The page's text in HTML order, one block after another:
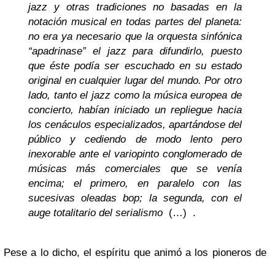
jazz y otras tradiciones no basadas en la
notación musical en todas partes del planeta:
no era ya necesario que la orquesta sinfónica
“apadrinase” el jazz para difundirlo, puesto
que éste podía ser escuchado en su estado
original en cualquier lugar del mundo. Por otro
lado, tanto el jazz como la música europea de
concierto, habían iniciado un repliegue hacia
los cenáculos especializados, apartándose del
público y cediendo de modo lento pero
inexorable ante el variopinto conglomerado de
músicas más comerciales que se venía
encima; el primero, en paralelo con las
sucesivas oleadas bop; la segunda, con el
auge totalitario del serialismo (…) .
Pese a lo dicho, el espíritu que animó a los pioneros de